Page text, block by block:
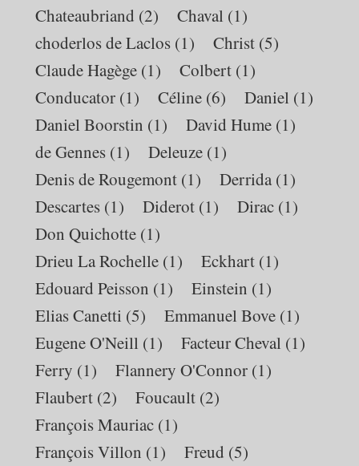
Chateaubriand (2) Chaval (1)
choderlos de Laclos (1) Christ (5)
Claude Hagège (1) Colbert (1)
Conducator (1) Céline (6) Daniel (1)
Daniel Boorstin (1) David Hume (1)
de Gennes (1) Deleuze (1)
Denis de Rougemont (1) Derrida (1)
Descartes (1) Diderot (1) Dirac (1)
Don Quichotte (1)
Drieu La Rochelle (1) Eckhart (1)
Edouard Peisson (1) Einstein (1)
Elias Canetti (5) Emmanuel Bove (1)
Eugene O'Neill (1) Facteur Cheval (1)
Ferry (1) Flannery O'Connor (1)
Flaubert (2) Foucault (2)
François Mauriac (1)
François Villon (1) Freud (5)